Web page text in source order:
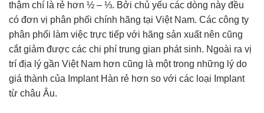
thậm chí là rẻ hơn ½ – ⅓. Bởi chủ yếu các dòng này đều
có đơn vị phân phối chính hãng tại Việt Nam. Các công ty
phân phối làm việc trực tiếp với hãng sản xuất nên cũng
cắt giảm được các chi phí trung gian phát sinh. Ngoài ra vị
trí địa lý gần Việt Nam hơn cũng là một trong những lý do
giá thành của Implant Hàn rẻ hơn so với các loại Implant
từ châu Âu.